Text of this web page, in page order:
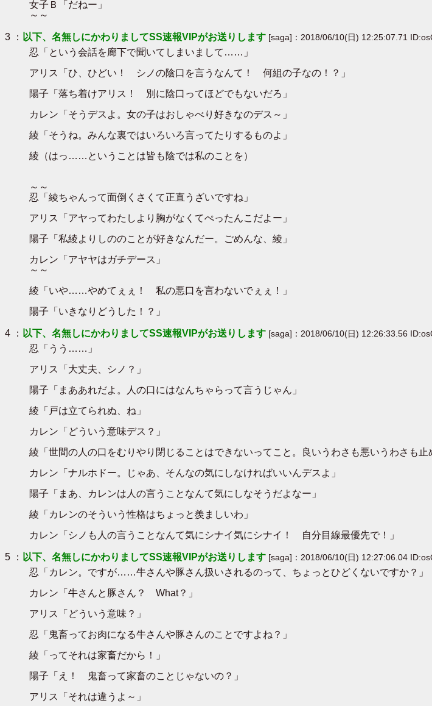
女子Ｂ「だねー」
～～
3 ： 以下、名無しにかわりましてSS速報VIPがお送りします [saga]：2018/06/10(日) 12:25:07.71
忍「という会話を廊下で聞いてしまいまして……」
アリス「ひ、ひどい！ シノの陰口を言うなんて！ 何組の子なの！？」
陽子「落ち着けアリス！ 別に陰口ってほどでもないだろ」
カレン「そうデスよ。女の子はおしゃべり好きなのデス～」
綾「そうね。みんな裏ではいろいろ言ってたりするものよ」
綾（はっ……ということは皆も陰では私のことを）
～～
忍「綾ちゃんって面倒くさくて正直うざいですね」
アリス「アヤってわたしより胸がなくてぺったんこだよー」
陽子「私綾よりしののことが好きなんだー。ごめんな、綾」
カレン「アヤヤはガチデース」
～～
綾「いや……やめてぇぇ！ 私の悪口を言わないでぇぇ！」
陽子「いきなりどうした！？」
4 ： 以下、名無しにかわりましてSS速報VIPがお送りします [saga]：2018/06/10(日) 12:26:33.56
忍「うう……」
アリス「大丈夫、シノ？」
陽子「まああれだよ。人の口にはなんちゃらって言うじゃん」
綾「戸は立てられぬ、ね」
カレン「どういう意味デス？」
綾「世間の人の口をむりやり閉じることはできないってこと。良いうわさも悪いうわさも止
カレン「ナルホドー。じゃあ、そんなの気にしなければいいんデスよ」
陽子「まあ、カレンは人の言うことなんて気にしなそうだよなー」
綾「カレンのそういう性格はちょっと羨ましいわ」
カレン「シノも人の言うことなんて気にシナイ気にシナイ！ 自分目線最優先で！」
5 ： 以下、名無しにかわりましてSS速報VIPがお送りします [saga]：2018/06/10(日) 12:27:06.04
忍「カレン。ですが……牛さんや豚さん扱いされるのって、ちょっとひどくないですか？」
カレン「牛さんと豚さん？ What？」
アリス「どういう意味？」
忍「鬼畜ってお肉になる牛さんや豚さんのことですよね？」
綾「ってそれは家畜だから！」
陽子「え！ 鬼畜って家畜のことじゃないの？」
アリス「それは違うよ～」